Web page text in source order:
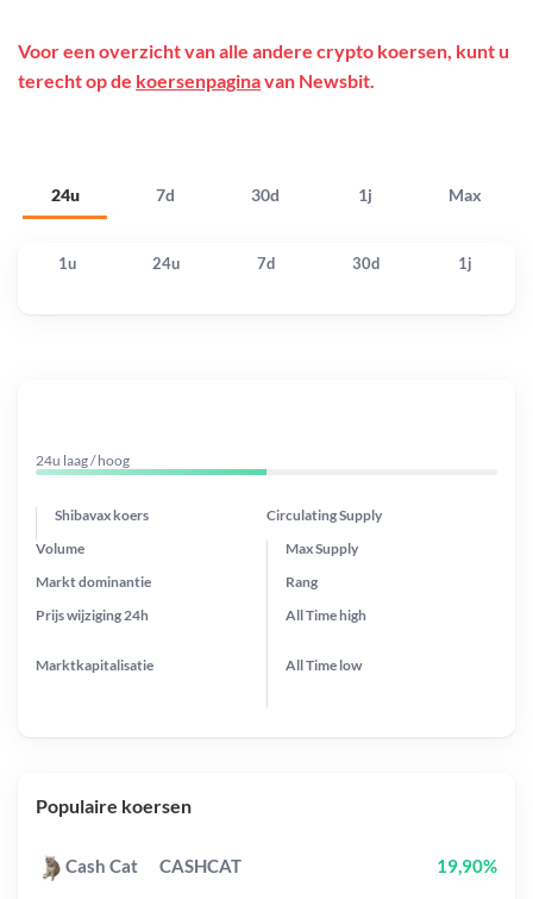
24u 7d 30d 1j Max
Voor een overzicht van alle andere crypto koersen, kunt u
terecht op de koersenpaginavan Newsbit.
1u 24u 7d 30d 1j
24u laag / hoog
Shibavax koers Circulating Supply
Prijs wijziging 24h
Max Supply
Markt dominantie
Marktkapitalisatie
Volume
Rang
All Timehigh
All Time low
Populaire koersen
Cash Cat CASHCAT 19,90%